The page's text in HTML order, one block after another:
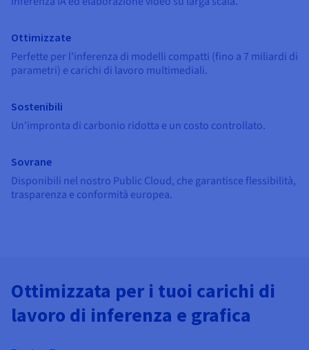
Roadmap & Changelog
Roadmap & Changelog
Ottimizzate
Perfette per l'inferenza di modelli compatti (fino a 7 miliardi di
parametri) e carichi di lavoro multimediali.
Sostenibili
Un'impronta di carbonio ridotta e un costo controllato.
Sovrane
Disponibili nel nostro Public Cloud, che garantisce flessibilità,
trasparenza e conformità europea.
Ottimizzata per i tuoi carichi di
lavoro di inferenza e grafica